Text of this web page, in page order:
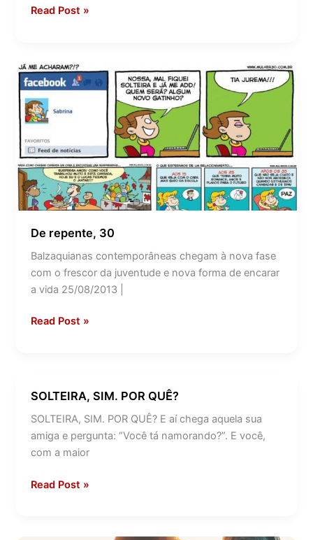
Read Post »
De repente, 30
Balzaquianas contemporâneas chegam à nova fase
com o frescor da juventude e nova forma de encarar
a vida 25/08/2013 |
De
repente,
30
Read Post »
SOLTEIRA, SIM. POR QUÊ?
SOLTEIRA, SIM. POR QUÊ? E aí chega aquela sua
amiga e pergunta: “Você tá namorando?”. E você,
com a maior
SOLTEIRA,
SIM.
POR
Read Post »